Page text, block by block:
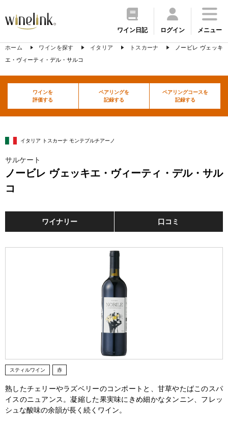
ワイン日記 ログイン メニュー
ホーム ワインを探す イタリア トスカーナ
ノービレ ヴェッキ
エ・ヴィーティ・デル・サルコ
ワインを
評価する
ペアリングを
記録する
ペアリングコースを
記録する
イタリア トスカーナ モンテプルチアーノ
サルケート
ノービレ ヴェッキエ・ヴィーティ・デル・サル
コ
ワイナリー 口コミ
スティルワイン 赤
熟したチェリーやラズベリーのコンポートと、甘草やたばこのスパ
イスのニュアンス。凝縮した果実味にきめ細かなタンニン、フレッ
シュな酸味の余韻が長く続くワイン。